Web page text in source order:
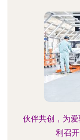
伙伴共创，为
利召